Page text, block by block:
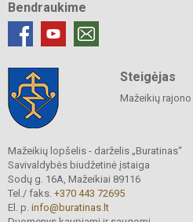
Bendraukime
Steigėjas
Mažeikių
Mažeikių lopšelis - darželis „Buratinas“
Savivaldybės biudžetinė įstaiga
Sodų g. 16A, Mažeikiai 89116
Tel./ faks. +370 443 72695
El. p. info@buratinas.lt